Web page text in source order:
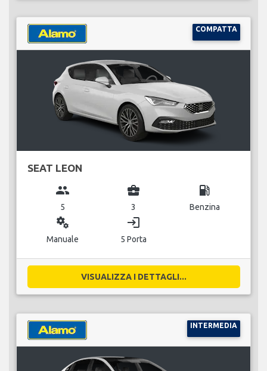
COMPATTA
SEAT LEON
group
5
business_center
3
local_gas_station
Benzina
miscellaneous_services
Manuale
login
5 Porta
VISUALIZZA I DETTAGLI...
INTERMEDIA